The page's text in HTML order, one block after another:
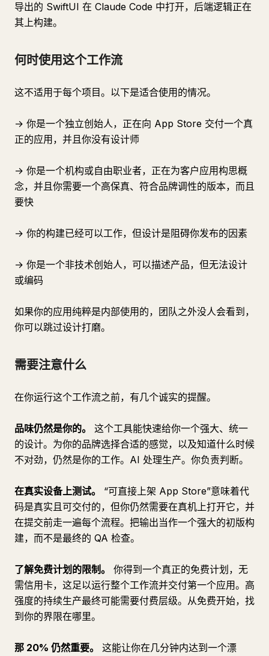
导出的 SwiftUI 在 Claude Code 中打开，后端逻辑正在
其上构建。
何时使用这个工作流
这不适用于每个项目。以下是适合使用的情况。
→ 你是一个独立创始人，正在向 App Store 交付一个真
正的应用，并且你没有设计师
→ 你是一个机构或自由职业者，正在为客户应用构思概
念，并且你需要一个高保真、符合品牌调性的版本，而且
要快
→ 你的构建已经可以工作，但设计是阻碍你发布的因素
→ 你是一个非技术创始人，可以描述产品，但无法设计
或编码
如果你的应用纯粹是内部使用的，团队之外没人会看到，
你可以跳过设计打磨。
需要注意什么
在你运行这个工作流之前，有几个诚实的提醒。
品味仍然是你的。
这个工具能快速给你一个强大、统一
的设计。为你的品牌选择合适的感觉，以及知道什么时候
不对劲，仍然是你的工作。AI 处理生产。你负责判断。
在真实设备上测试。
“可直接上架 App Store”意味着代
码是真实且可交付的，但你仍然需要在真机上打开它，并
在提交前走一遍每个流程。把输出当作一个强大的初版构
建，而不是最终的 QA 检查。
了解免费计划的限制。
你得到一个真正的免费计划，无
需信用卡，这足以运行整个工作流并交付第一个应用。高
强度的持续生产最终可能需要付费层级。从免费开始，找
到你的界限在哪里。
那 20% 仍然重要。
这能让你在几分钟内达到一个漂